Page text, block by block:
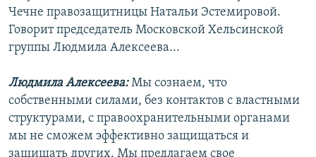
Чечне правозащитницы Натальи Эстемировой.
Говорит председатель Московской Хельсинской
группы Людмила Алексеева...
Людмила Алексеева:Мы сознаем, что
собственными силами, без контактов с властными
структурами, с правоохранительными органами
мы не сможем эффективно защищаться и
защищать других. Мы предлагаем свое